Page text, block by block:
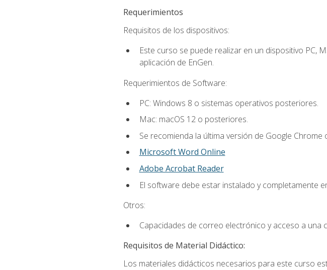
Requerimientos
Requisitos de los dispositivos:
Este curso se puede realizar en un dispositivo PC,
aplicación de EnGen.
Requerimientos de Software:
PC: Windows 8 o sistemas operativos posteriores.
Mac: macOS 12 o posteriores.
Se recomienda la última versión de Google
Microsoft Word Online
Adobe Acrobat Reader
El software debe estar instalado y completamente
Otros:
Capacidades de correo electrónico y acceso a una
Requisitos de Material Didáctico:
Los materiales didácticos necesarios para este curso